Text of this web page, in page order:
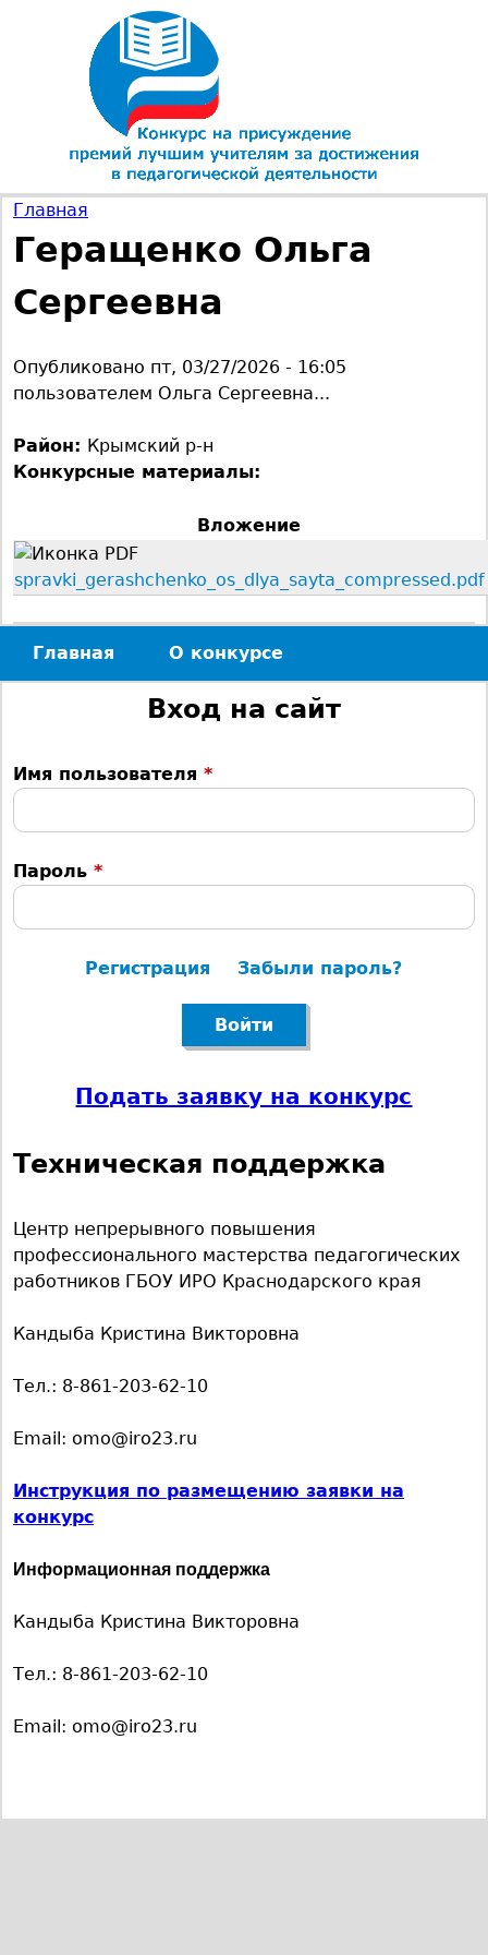
Jump to navigation
В
ы
з
д
е
ь
Главная
Геращенко Ольга
Сергеевна
Опубликовано пт, 03/27/2026 - 16:05
пользователем Ольга Сергеевна...
Район: Крымский р-н
Конкурсные материалы:
Вложение
spravki_gerashchenko_os_dlya_sayta_compressed.pdf
Г
а
в
н
н
Главная О конкурсе
Вход на сайт
Имя пользователя *
Пароль *
Регистрация Забыли пароль?
Подать заявку на конкурс
Техническая поддержка
Центр непрерывного повышения
профессионального мастерства педагогических
работников ГБОУ ИРО Краснодарского края
Кандыба Кристина Викторовна
Тел.: 8-861-203-62-10
Email: omo@iro23.ru
Инструкция по размещению заявки на
конкурс
Информационная поддержка
Кандыба Кристина Викторовна
Тел.: 8-861-203-62-10
Email: omo@iro23.ru